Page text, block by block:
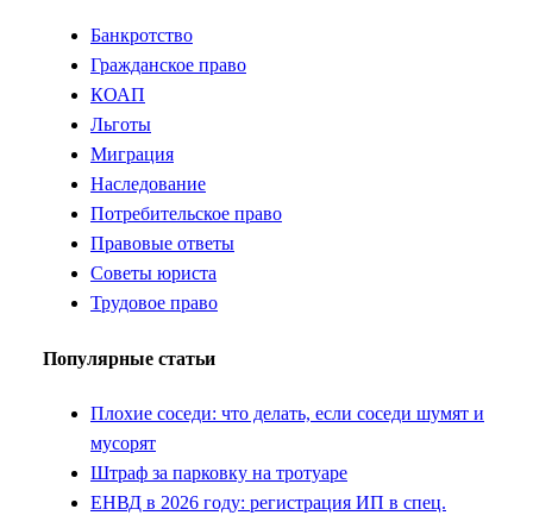
Банкротство
Гражданское право
КОАП
Льготы
Миграция
Наследование
Потребительское право
Правовые ответы
Советы юриста
Трудовое право
Популярные статьи
Плохие соседи: что делать, если соседи шумят и
мусорят
Штраф за парковку на тротуаре
ЕНВД в 2026 году: регистрация ИП в спец.